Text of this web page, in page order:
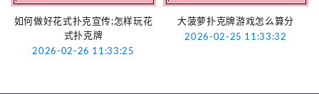
如何做好花式扑克宣传;怎样玩花
式扑克牌
2026-02-26 11:33:25
大菠萝扑克牌游戏怎么算分
2026-02-25 11:33:32